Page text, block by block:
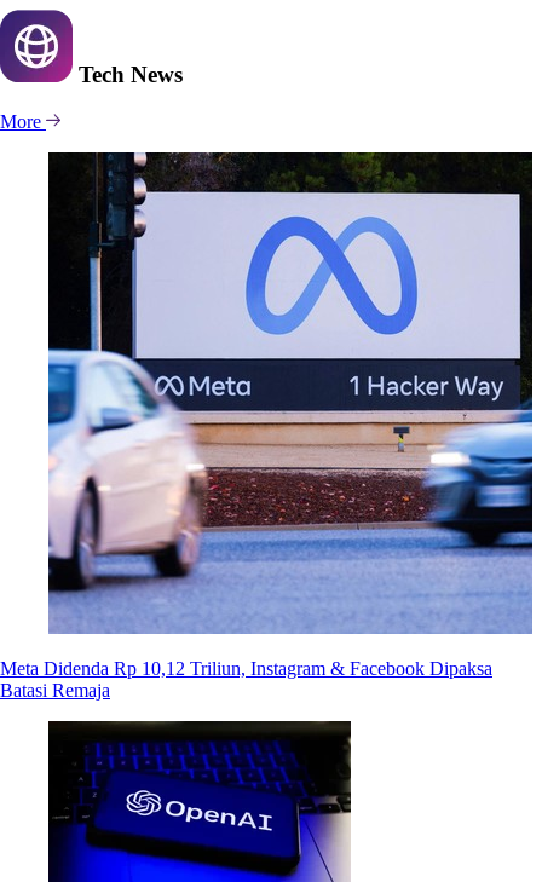
Tech News
More
Meta Didenda Rp 10,12 Triliun, Instagram & Facebook Dipaksa
Batasi Remaja